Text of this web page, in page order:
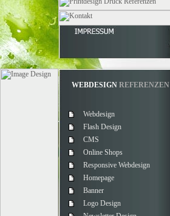
WEBDESIGN REFERENZEN
Webdesign
Flash Design
CMS
Online Shops
Responsive Webdesign
Homepage
Banner
Logo Design